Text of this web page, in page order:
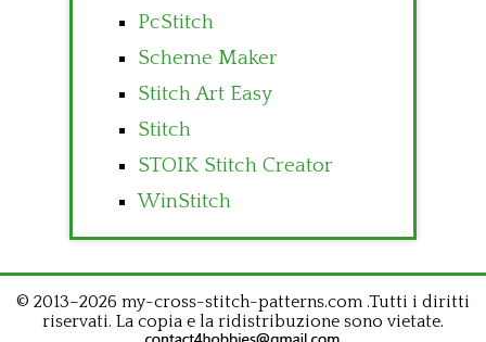
PcStitch
Scheme Maker
Stitch Art Easy
Stitch
STOIK Stitch Creator
WinStitch
© 2013–2026 my-cross-stitch-patterns.com .Tutti i diritti
riservati. La copia e la ridistribuzione sono vietate.